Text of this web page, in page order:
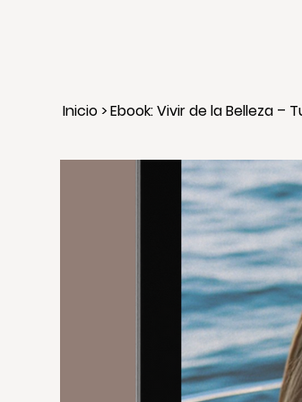
Inicio>Ebook: Vivir de la Belleza –